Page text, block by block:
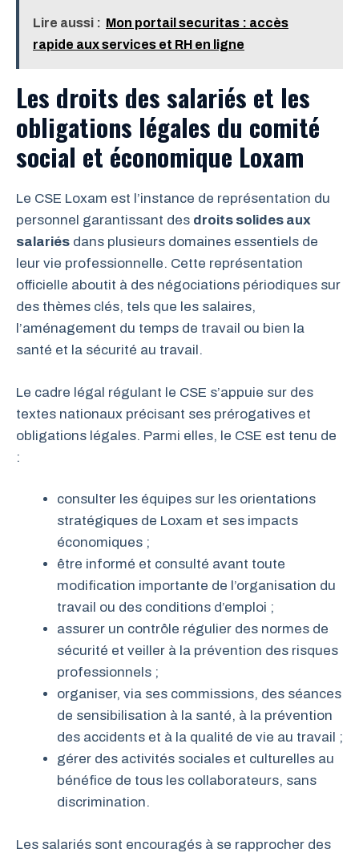
Lire aussi : Mon portail securitas : accès
rapide aux services et RH en ligne
Les droits des salariés et les
obligations légales du comité
social et économique Loxam
Le CSE Loxam est l’instance de représentation du
personnel garantissant des droits solides aux
salariés dans plusieurs domaines essentiels de
leur vie professionnelle. Cette représentation
officielle aboutit à des négociations périodiques sur
des thèmes clés, tels que les salaires,
l’aménagement du temps de travail ou bien la
santé et la sécurité au travail.
Le cadre légal régulant le CSE s’appuie sur des
textes nationaux précisant ses prérogatives et
obligations légales. Parmi elles, le CSE est tenu de
:
consulter les équipes sur les orientations
stratégiques de Loxam et ses impacts
économiques ;
être informé et consulté avant toute
modification importante de l’organisation du
travail ou des conditions d’emploi ;
assurer un contrôle régulier des normes de
sécurité et veiller à la prévention des risques
professionnels ;
organiser, via ses commissions, des séances
de sensibilisation à la santé, à la prévention
des accidents et à la qualité de vie au travail ;
gérer des activités sociales et culturelles au
bénéfice de tous les collaborateurs, sans
discrimination.
Les salariés sont encouragés à se rapprocher des